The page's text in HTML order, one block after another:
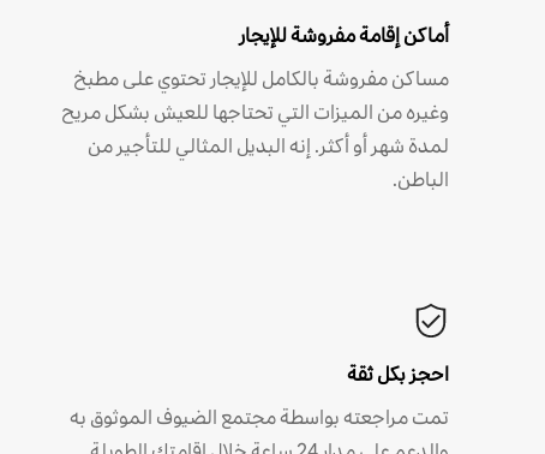
أماكن إقامة مفروشة للإيجار
مساكن مفروشة بالكامل للإيجار تحتوي على مطبخ
وغيره من الميزات التي تحتاجها للعيش بشكل مريح
لمدة شهر أو أكثر. إنه البديل المثالي للتأجير من
الباطن.
احجز بكل ثقة
تمت مراجعته بواسطة مجتمع الضيوف الموثوق به